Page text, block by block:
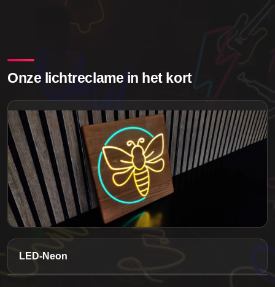
Onze lichtreclame in het kort
LED-Neon